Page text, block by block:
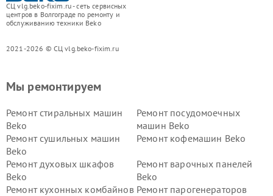
СЦ vlg.beko-fixim.ru - сеть сервисных
центров в Волгограде по ремонту и
обслуживанию техники Beko
2021-2026 © СЦ vlg.beko-fixim.ru
Мы ремонтируем
Ремонт стиральных машин
Beko
Ремонт посудомоечных
машин Beko
Ремонт сушильных машин
Beko
Ремонт кофемашин Beko
Ремонт духовых шкафов
Beko
Ремонт варочных панелей
Beko
Ремонт кухонных комбайнов Ремонт парогенераторов